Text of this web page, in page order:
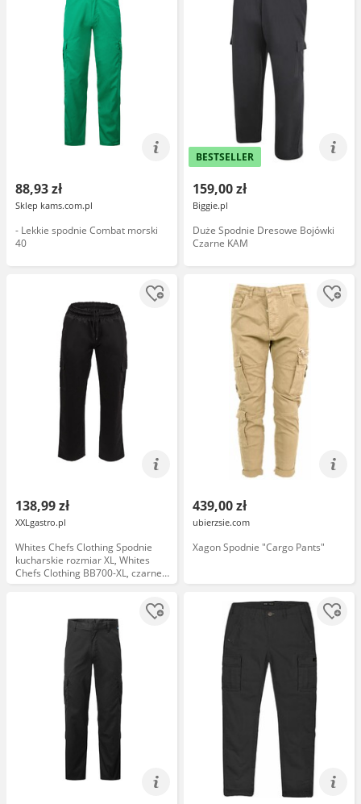
88,93 zł
Sklep kams.com.pl
- Lekkie spodnie Combat morski
40
BESTSELLER
159,00 zł
Biggie.pl
Duże Spodnie Dresowe Bojówki
Czarne KAM
138,99 zł
XXLgastro.pl
Whites Chefs Clothing Spodnie
kucharskie rozmiar XL, Whites
Chefs Clothing BB700-XL, czarne I
Whites Chefs Clothing
439,00 zł
ubierzsie.com
Xagon Spodnie "Cargo Pants"